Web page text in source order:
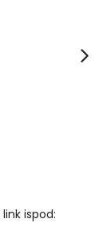
ispod: